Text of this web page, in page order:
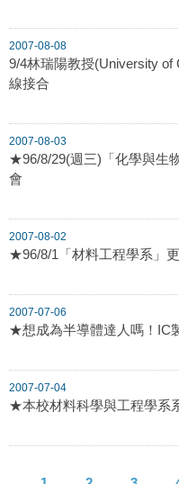
2007-08-08
9/4林瑞陽教授(University of
線接合
2007-08-03
★96/8/29(週三)「化學與生
會
2007-08-02
★96/8/1「材料工程學系」
2007-07-06
★想成為半導體達人嗎！IC
2007-07-04
★本校材料科學與工程學系